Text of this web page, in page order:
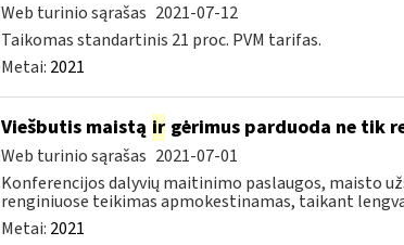
Web turinio sąrašas 2021-07-12
Taikomas standartinis 21 proc. PVM tarifas.
Metai: 2021
Viešbutis maistą irgėrimus parduoda ne tik
Web turinio sąrašas 2021-07-01
Konferencijos dalyvių maitinimo paslaugos, maisto
renginiuose teikimas apmokestinamas, taikant
Metai: 2021